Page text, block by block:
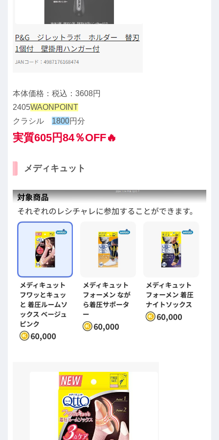
本体価格：税込：3608円
2405WAONPOINT
クラシル 1800円分
実質605円84％OFF🔥
メディキュット